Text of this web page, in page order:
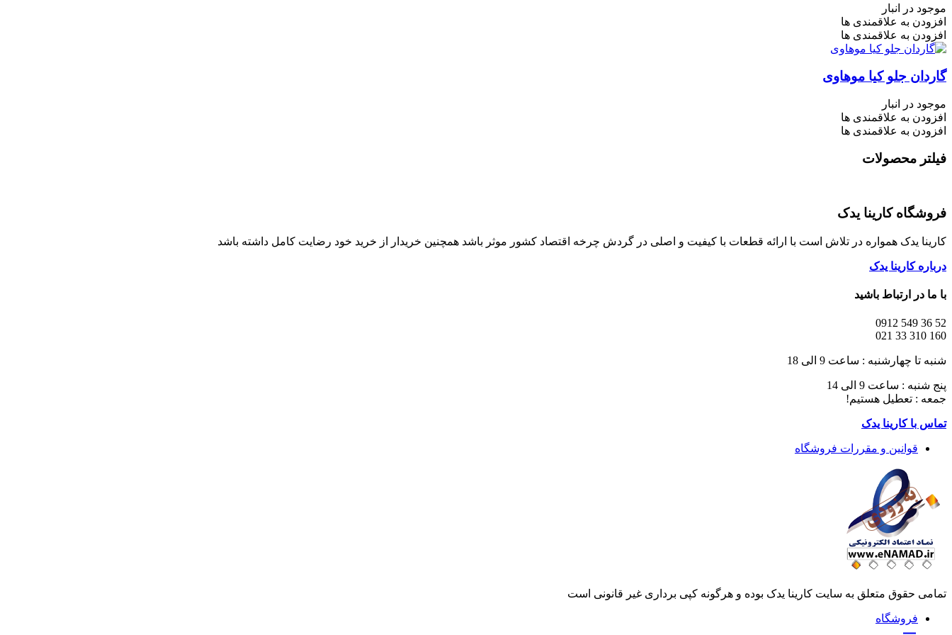
موجود در انبار
افزودن به علاقمندی ها
افزودن به علاقمندی ها
گاردان جلو کیا موهاوی
موجود در انبار
افزودن به علاقمندی ها
افزودن به علاقمندی ها
فیلتر محصولات
فروشگاه کارینا یدک
کارینا یدک همواره در تلاش است با ارائه قطعات با کیفیت و اصلی در گردش چرخه اقتصاد کشور موثر باشد همچنین خریدار از خرید خود رضایت کامل داشته باشد
درباره کارینا یدک
با ما در ارتباط باشید
52 36 549 0912
160 310 33 021
شنبه تا چهارشنبه : ساعت 9 الی 18
پنج شنبه : ساعت 9 الی 14
جمعه : تعطیل هستیم!
تماس با کارینا یدک
قوانین و مقررات فروشگاه
تمامی حقوق متعلق به سایت کارینا یدک بوده و هرگونه کپی برداری غیر قانونی است
فروشگاه